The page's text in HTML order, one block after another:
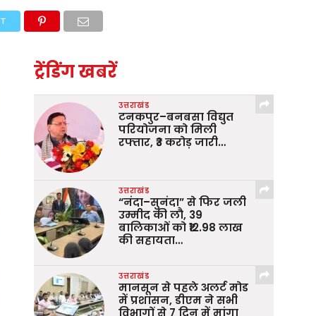
ट्रेंडिंग खबरें
उत्तराखंड
टनकपुर–बनबसा विद्युत
परियोजना को मिली
रफ्तार, ₹3 करोड़ जारी…
उत्तराखंड
“नंदा–सुनंदा” से फिर जली
उम्मीद की लौ, 39
बालिकाओं को ₹12.98 लाख
की सहायता…
उत्तराखंड
मानसून से पहले अलर्ट मोड
में प्रशासन, डीएम ने सभी
विभागों से 7 दिन में मांगा